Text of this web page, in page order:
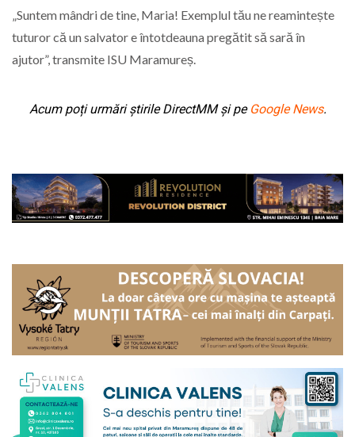
„Suntem mândri de tine, Maria! Exemplul tău ne reamintește
tuturor că un salvator e întotdeauna pregătit să sară în
ajutor”, transmite ISU Maramureș.
Acum poți urmări știrile DirectMM și pe Google News.